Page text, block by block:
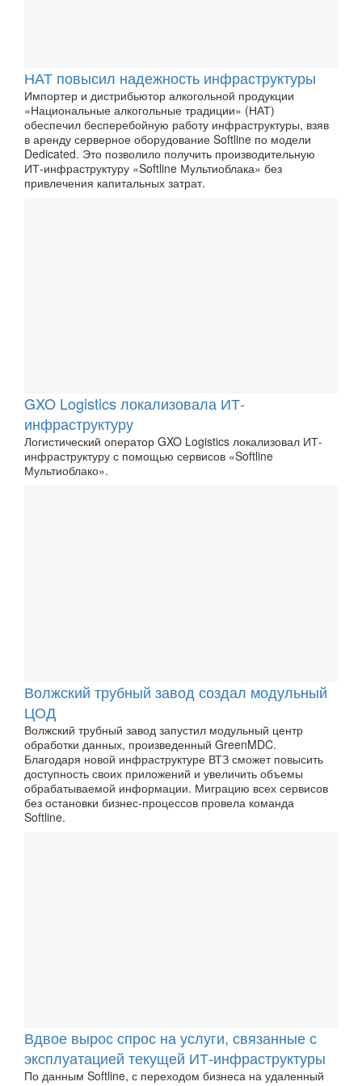
НАТ повысил надежность инфраструктуры
Импортер и дистрибьютор алкогольной продукции
«Национальные алкогольные традиции» (НАТ)
обеспечил бесперебойную работу инфраструктуры, взяв
в аренду серверное оборудование Softline по модели
Dedicated. Это позволило получить производительную
ИТ-инфраструктуру «Softline Мультиоблака» без
привлечения капитальных затрат.
GXO Logistics локализовала ИТ-
инфраструктуру
Логистический оператор GXO Logistics локализовал ИТ-
инфраструктуру с помощью сервисов «Softline
Мультиоблако».
Волжский трубный завод создал модульный
ЦОД
Волжский трубный завод запустил модульный центр
обработки данных, произведенный GreenMDC.
Благодаря новой инфраструктуре ВТЗ сможет повысить
доступность своих приложений и увеличить объемы
обрабатываемой информации. Миграцию всех сервисов
без остановки бизнес-процессов провела команда
Softline.
Вдвое вырос спрос на услуги, связанные с
эксплуатацией текущей ИТ-инфраструктуры
По данным Softline, с переходом бизнеса на удаленный